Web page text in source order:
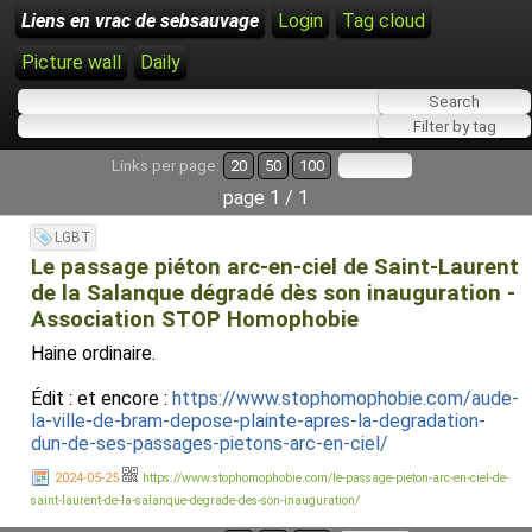
Liens en vrac de sebsauvage Login
Tag cloud
Picture wall
Daily
Links per page: 20 50 100
page 1 / 1
LGBT
Le passage piéton arc-en-ciel de Saint-Laurent
de la Salanque dégradé dès son inauguration -
Association STOP Homophobie
Haine ordinaire.
Édit : et encore : https://www.stophomophobie.com/aude-
la-ville-de-bram-depose-plainte-apres-la-degradation-
dun-de-ses-passages-pietons-arc-en-ciel/
2024-05-25
https://www.stophomophobie.com/le-passage-pieton-arc-en-ciel-de-
saint-laurent-de-la-salanque-degrade-des-son-inauguration/